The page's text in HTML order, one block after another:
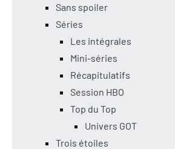
Sans spoiler
Séries
Les intégrales
Mini-séries
Récapitulatifs
Session HBO
Top du Top
Univers GOT
Trois étoiles